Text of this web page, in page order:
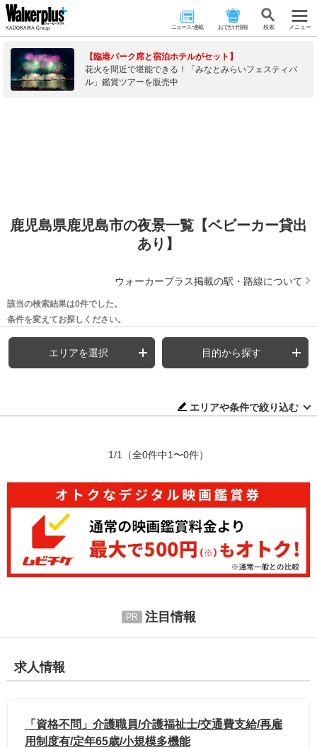
ニュース･連載 おでかけ情報 検 索 メニュー
【臨港パーク席と宿泊ホテルがセット】
花火を間近で堪能できる！「みなとみらいフェスティバ
ル」鑑賞ツアーを販売中
鹿児島県鹿児島市の夜景一覧【ベビーカー貸出
あり】
ウォーカープラス掲載の駅・路線について
該当の検索結果は0件でした。
条件を変えてお探しください。
エリアを選択 目的から探す
エリアや条件で絞り込む
1/1 （全0件中1〜0件）
注目情報
求人情報
「資格不問」介護職員/介護福祉士/交通費支給/再雇
用制度有/定年65歳/小規模多機能